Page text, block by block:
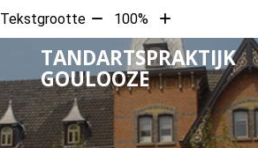
Tekstgrootte Tekst
verkleinen
met
10%
100%
Tekst
vergroten
met
10%
TANDARTSPRAKTIJK
GOULOOZE